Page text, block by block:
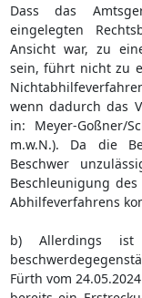
Dass das
eingelegten
Ansicht war, zu
sein, führt nicht zu
wenn dadurch das
in: Meyer-Goßner/
m.w.N.). Da die
Beschwer
Beschleunigung
Abhilfeverfahrens
b) Allerdings ist
Fürth vom